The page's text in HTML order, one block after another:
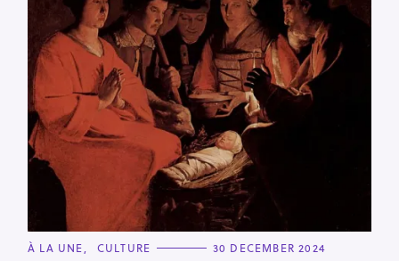
C
À LA UNE CULTURE 30 DECEMBER 2024